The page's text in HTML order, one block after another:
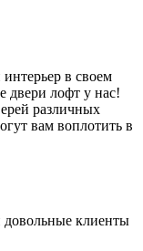
в своем
двери лофт у нас!
различных
вам воплотить в
клиенты